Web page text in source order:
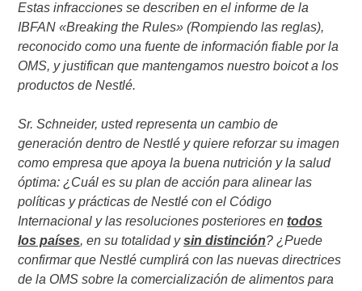
Estas infracciones se describen en el informe de la
IBFAN «Breaking the Rules» (Rompiendo las reglas),
reconocido como una fuente de información fiable por la
OMS, y justifican que mantengamos nuestro boicot a los
productos de Nestlé.
Sr. Schneider, usted representa un cambio de
generación dentro de Nestlé y quiere reforzar su imagen
como empresa que apoya la buena nutrición y la salud
óptima: ¿Cuál es su plan de acción para alinear las
políticas y prácticas de Nestlé con el Código
Internacional y las resoluciones posteriores entodos
los países, en su totalidad ysin distinción? ¿Puede
confirmar que Nestlé cumplirá con las nuevas directrices
de la OMS sobre la comercialización de alimentos para